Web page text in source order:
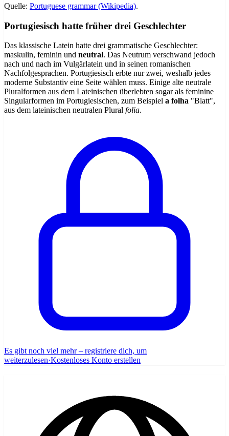
Quelle: Portuguese grammar (Wikipedia).
Portugiesisch hatte früher drei Geschlechter
Das klassische Latein hatte drei grammatische Geschlechter:
maskulin, feminin und neutral. Das Neutrum verschwand jedoch
nach und nach im Vulgärlatein und in seinen romanischen
Nachfolgesprachen. Portugiesisch erbte nur zwei, weshalb jedes
moderne Substantiv eine Seite wählen muss. Einige alte neutrale
Pluralformen aus dem Lateinischen überlebten sogar als feminine
Singularformen im Portugiesischen, zum Beispiel a folha "Blatt",
aus dem lateinischen neutralen Plural folia.
Es gibt noch viel mehr – registriere dich, um
weiterzulesen·Kostenloses Konto erstellen